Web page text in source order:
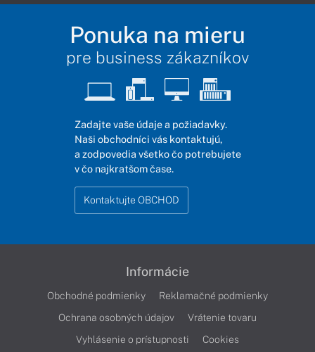
Ponuka na mieru
pre business zákazníkov
Zadajte vaše údaje a požiadavky.
Naši obchodníci vás kontaktujú,
a zodpovedia všetko čo potrebujete
v čo najkratšom čase.
Kontaktujte OBCHOD
Informácie
Obchodné podmienky
Reklamačné podmienky
Ochrana osobných údajov
Vrátenie tovaru
Vyhlásenie o prístupnosti
Cookies